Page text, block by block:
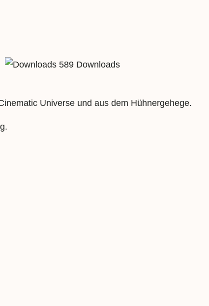
589 Downloads
Universe und aus dem Hühnergehege.